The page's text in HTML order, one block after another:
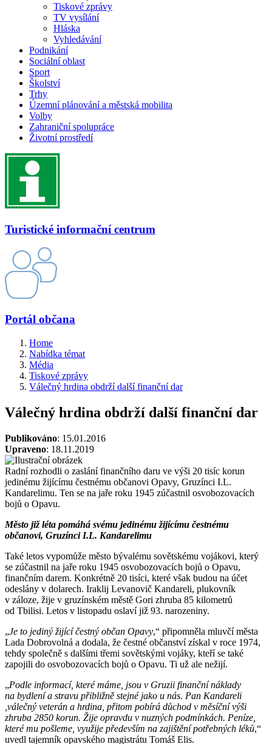
Tiskové zprávy
TV vysílání
Hláska
Vyhledávání
Podnikání
Sociální oblast
Sport
Školství
Trhy
Územní plánování a městská mobilita
Volby
Zahraniční spolupráce
Životní prostředí
Turistické informační centrum
Portál občana
Home
Nabídka témat
Média
Tiskové zprávy
Válečný hrdina obdrží další finanční dar
Válečný hrdina obdrží další finanční dar
Publikováno: 15.01.2016
Upraveno: 18.11.2019
Radní rozhodli o zaslání finančního daru ve výši 20 tisíc korun
jedinému žijícímu čestnému občanovi Opavy, Gruzínci I.L.
Kandarelimu. Ten se na jaře roku 1945 zúčastnil osvobozovacích
bojů o Opavu.
Město již léta pomáhá svému jedinému žijícímu čestnému
občanovi, Gruzínci I.L. Kandarelimu
Také letos vypomůže město bývalému sovětskému vojákovi, který
se zúčastnil na jaře roku 1945 osvobozovacích bojů o Opavu,
finančním darem. Konkrétně 20 tisíci, které však budou na účet
odeslány v dolarech. Iraklij Levanovič Kandareli, plukovník
v záloze, žije v gruzínském městě Gori zhruba 85 kilometrů
od Tbilisi. Letos v listopadu oslaví již 93. narozeniny.
„Je to jediný žijící čestný občan Opavy,“ připomněla mluvčí města
Lada Dobrovolná a dodala, že čestné občanství získal v roce 1974,
tehdy společně s dalšími třemi sovětskými vojáky, kteří se také
zapojili do osvobozovacích bojů o Opavu. Ti už ale nežijí.
„Podle informací, které máme, jsou v Gruzii finanční náklady
na bydlení a stravu přibližně stejné jako u nás. Pan Kandareli
,válečný veterán a hrdina, přitom pobírá důchod v měsíční výši
zhruba 2850 korun. Žije opravdu v nuzných podmínkách. Peníze,
které mu pošleme, využije především na zajištění potřebných léků,“
uvedl tajemník opavského magistrátu Tomáš Elis.